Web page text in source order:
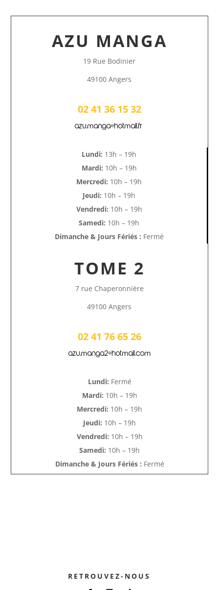
AZU MANGA
19 Rue Bodinier
49100 Angers
02 41 36 15 32
azu.manga@hotmail.fr
Lundi: 13h – 19h
Mardi: 10h – 19h
Mercredi: 10h – 19h
Jeudi: 10h – 19h
Vendredi: 10h – 19h
Samedi: 10h – 19h
Dimanche & Jours Fériés : Fermé
TOME 2
7 rue Chaperonnière
49100 Angers
02 41 76 65 26
azu.manga2@hotmail.com
Lundi: Fermé
Mardi: 10h – 19h
Mercredi: 10h – 19h
Jeudi: 10h – 19h
Vendredi: 10h – 19h
Samedi: 10h – 19h
Dimanche & Jours Fériés : Fermé
RETROUVEZ-NOUS